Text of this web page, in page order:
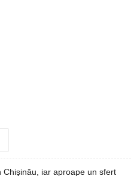
iar aproape un sfert